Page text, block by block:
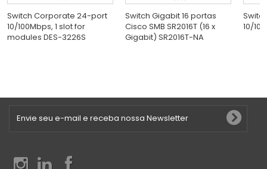
Switch Corporate 24-port
10/100Mbps, 1 slot for
modules DES-3226S
Switch Gigabit 16 portas
Cisco SMB SR2016T (16 x
Gigabit) SR2016T-NA
10/